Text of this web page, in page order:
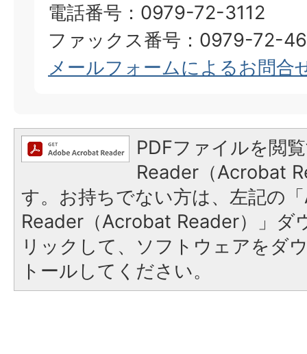
電話番号：0979-72-3112
ファックス番号：0979-72-
メールフォームによるお問合
PDFファイルを閲
Reader（Acrobat
す。お持ちでない方は、左記の
Reader（Acrobat Reader）」ダ
リックして、ソフトウェアをダ
トールしてください。